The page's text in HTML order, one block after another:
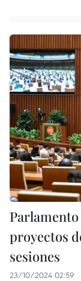
proyectos
sesiones
23/10/2024 02:59